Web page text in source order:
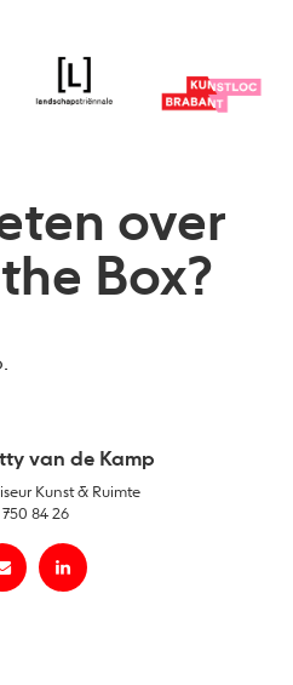
over
Box?
van de Kamp
Kunst & Ruimte
84 26